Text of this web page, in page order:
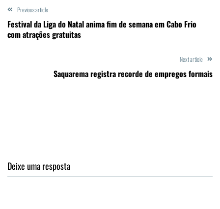
Previous article
Festival da Liga do Natal anima fim de semana em Cabo Frio
com atrações gratuitas
Next article
Saquarema registra recorde de empregos formais
Deixe uma resposta